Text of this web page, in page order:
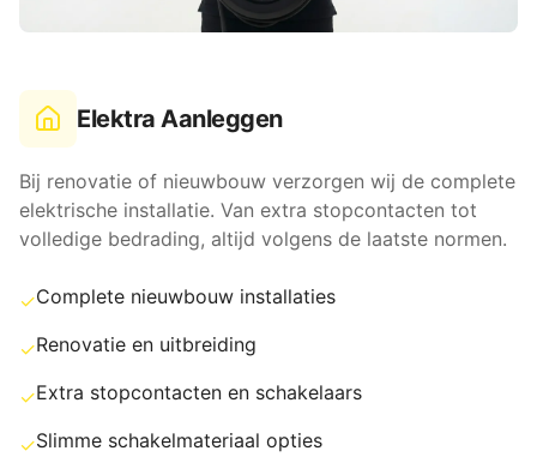
Elektra Aanleggen
Bij renovatie of nieuwbouw verzorgen wij de complete
elektrische installatie. Van extra stopcontacten tot
volledige bedrading, altijd volgens de laatste normen.
✓Complete nieuwbouw installaties
✓Renovatie en uitbreiding
✓Extra stopcontacten en schakelaars
✓Slimme schakelmateriaal opties